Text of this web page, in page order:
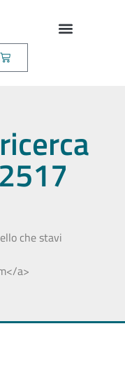
che stavi
a>